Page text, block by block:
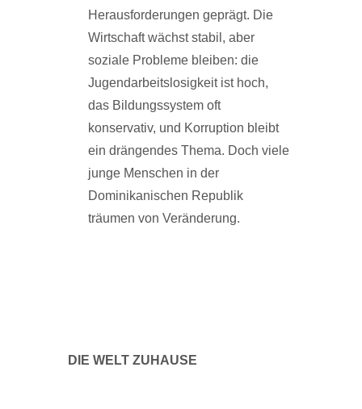
Herausforderungen geprägt. Die
Wirtschaft wächst stabil, aber
soziale Probleme bleiben: die
Jugendarbeitslosigkeit ist hoch,
das Bildungssystem oft
konservativ, und Korruption bleibt
ein drängendes Thema. Doch viele
junge Menschen in der
Dominikanischen Republik
träumen von Veränderung.
DIE WELT ZUHAUSE